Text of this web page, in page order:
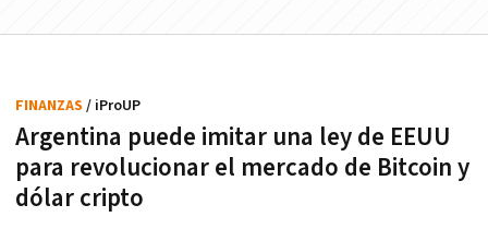
Argentina puede imitar una ley de EEUU
para revolucionar el mercado de Bitcoin y
dólar cripto
FINANZAS / iProUP